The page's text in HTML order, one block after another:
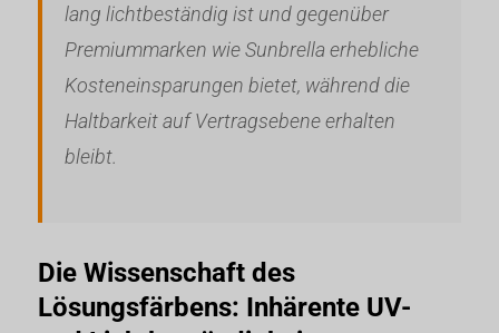
lang lichtbeständig ist und gegenüber
Premiummarken wie Sunbrella erhebliche
Kosteneinsparungen bietet, während die
Haltbarkeit auf Vertragsebene erhalten
bleibt.
Die Wissenschaft des
Lösungsfärbens: Inhärente UV-